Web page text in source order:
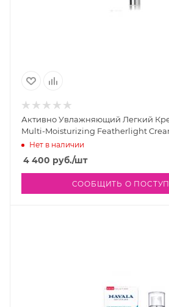
Активно Увлажняющий Легкий
Multi-Moisturizing Featherlight
Нет в наличии
4 400 руб./шт
СООБЩИТЬ О